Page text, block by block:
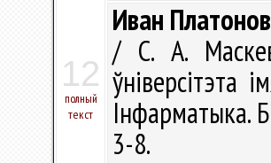
12
полный
текст
Иван
/ С. А.
ўніверсітэта
Інфарматыка.
3-8.